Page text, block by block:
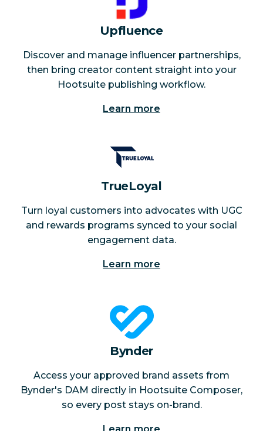
Upfluence
Discover and manage influencer partnerships,
then bring creator content straight into your
Hootsuite publishing workflow.
Learn more
TrueLoyal
Turn loyal customers into advocates with UGC
and rewards programs synced to your social
engagement data.
Learn more
Bynder
Access your approved brand assets from
Bynder's DAM directly in Hootsuite Composer,
so every post stays on-brand.